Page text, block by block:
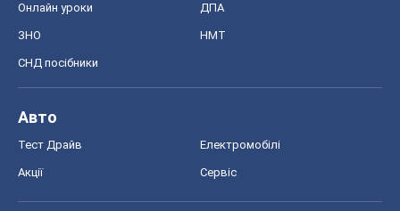
Онлайн уроки ДПА
ЗНО НМТ
СНД посібники
Авто
Тест Драйв Електромобілі
Акції Сервіс